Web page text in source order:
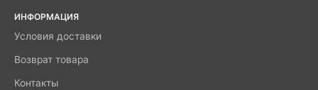
ИНФОРМАЦИЯ
Условия доставки
Возврат товара
Контакты